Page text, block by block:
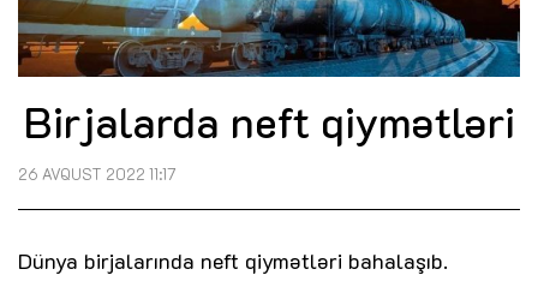
Birjalarda neft qiymətləri
26 AVQUST 2022 11:17
Dünya birjalarında neft qiymətləri bahalaşıb.